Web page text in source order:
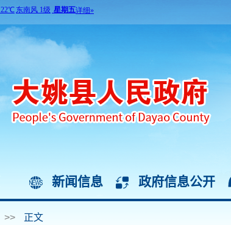
新闻信息 政府信息公开
>> 正文